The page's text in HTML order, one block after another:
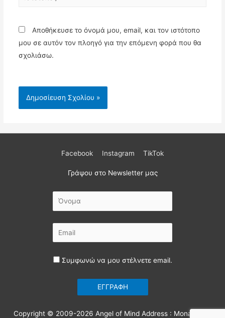
Αποθήκευσε το όνομά μου, email, και τον ιστότοπο
μου σε αυτόν τον πλοηγό για την επόμενη φορά που θα
σχολιάσω.
Facebook Instagram TikTok
Γράψου στο Newsletter μας
Συμφωνώ να μου στέλνετε email.
Copyright © 2009-2026 Angel of Mind Address : Monastiriou